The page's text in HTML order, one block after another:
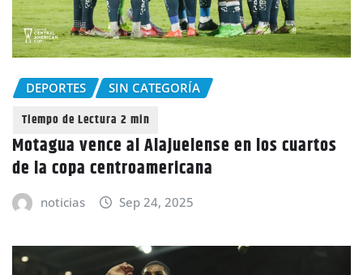
DEPORTES SIN CATEGORÍA
Motagua vence al Alajuelense en los cuartos
de la copa centroamericana
noticias Sep 24, 2025